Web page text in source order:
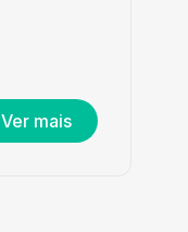
Ver mais